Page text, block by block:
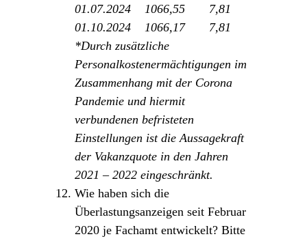
01.07.2024 1066,55 7,81
01.10.2024 1066,17 7,81
*Durch zusätzliche
Personalkostenermächtigungen im
Zusammenhang mit der Corona
Pandemie und hiermit
verbundenen befristeten
Einstellungen ist die Aussagekraft
der Vakanzquote in den Jahren
2021 – 2022 eingeschränkt.
Wie haben sich die
Überlastungsanzeigen seit Februar
2020 je Fachamt entwickelt? Bitte